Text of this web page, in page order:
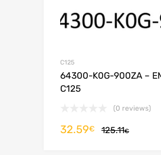
C125
64300-K0G-900ZA –
C125
(0 reviews)
125.11€
32.59€